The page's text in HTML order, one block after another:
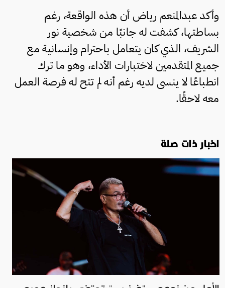
وأكد عبدالمنعم رياض أن هذه الواقعة، رغم
بساطتها، كشفت له جانبًا من شخصية نور
الشريف، الذي كان يتعامل باحترام وإنسانية مع
جميع المتقدمين لاختبارات الأداء، وهو ما ترك
انطباعًا لا ينسى لديه رغم أنه لم تتح له فرصة العمل
معه لاحقًا.
اخبار ذات صلة